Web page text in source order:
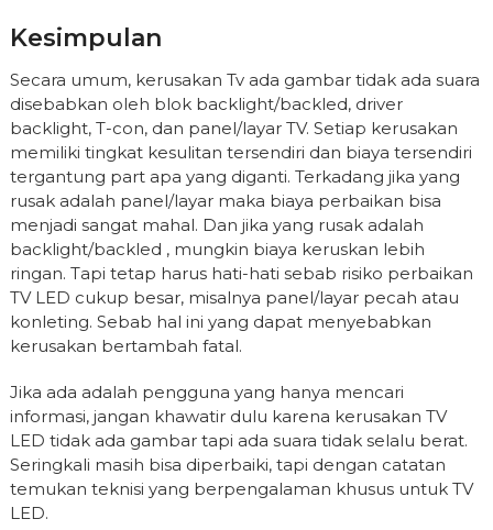
Kesimpulan
Secara umum, kerusakan Tv ada gambar tidak ada suara
disebabkan oleh blok backlight/backled, driver
backlight, T-con, dan panel/layar TV. Setiap kerusakan
memiliki tingkat kesulitan tersendiri dan biaya tersendiri
tergantung part apa yang diganti. Terkadang jika yang
rusak adalah panel/layar maka biaya perbaikan bisa
menjadi sangat mahal. Dan jika yang rusak adalah
backlight/backled , mungkin biaya keruskan lebih
ringan. Tapi tetap harus hati-hati sebab risiko perbaikan
TV LED cukup besar, misalnya panel/layar pecah atau
konleting. Sebab hal ini yang dapat menyebabkan
kerusakan bertambah fatal.
Jika ada adalah pengguna yang hanya mencari
informasi, jangan khawatir dulu karena kerusakan TV
LED tidak ada gambar tapi ada suara tidak selalu berat.
Seringkali masih bisa diperbaiki, tapi dengan catatan
temukan teknisi yang berpengalaman khusus untuk TV
LED.